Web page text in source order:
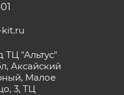
ТЦ "Альтус"
Аксайский
Малое
3, ТЦ